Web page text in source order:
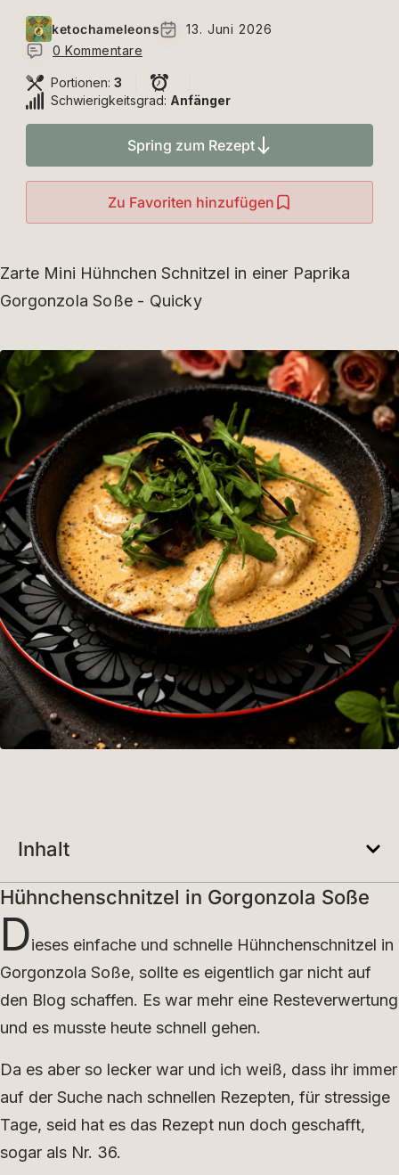
ketochameleons
13. Juni 2026
0 Kommentare
Portionen: 3
Schwierigkeitsgrad: Anfänger
Spring zum Rezept
Zu Favoriten hinzufügen
Zarte Mini Hühnchen Schnitzel in einer Paprika
Gorgonzola Soße - Quicky
Inhalt
Hühnchenschnitzel in Gorgonzola Soße
Dieses einfache und schnelle Hühnchenschnitzel in
Gorgonzola Soße, sollte es eigentlich gar nicht auf
den Blog schaffen. Es war mehr eine Resteverwertung
und es musste heute schnell gehen.
Da es aber so lecker war und ich weiß, dass ihr immer
auf der Suche nach schnellen Rezepten, für stressige
Tage, seid hat es das Rezept nun doch geschafft,
sogar als Nr. 36.